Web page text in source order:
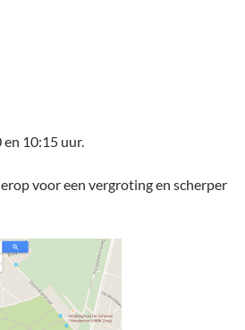
10:15 uur.
voor een vergroting en scherper